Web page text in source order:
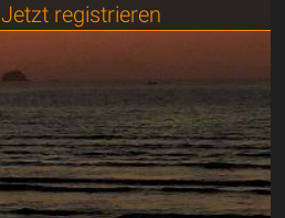
Jetzt registrieren